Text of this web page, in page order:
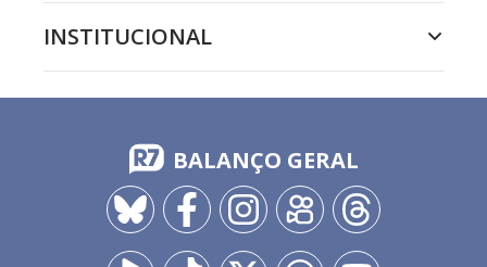
INSTITUCIONAL
BALANÇO GERAL